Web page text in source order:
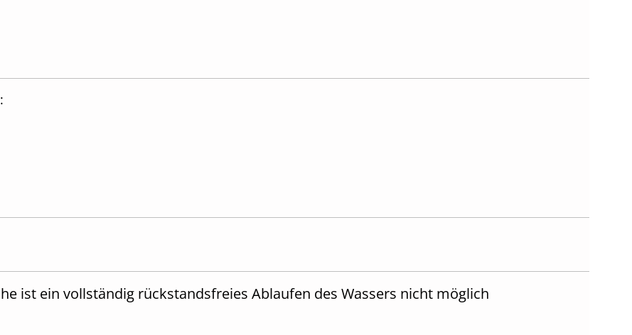
ist ein vollständig rückstandsfreies Ablaufen des Wassers nicht möglich